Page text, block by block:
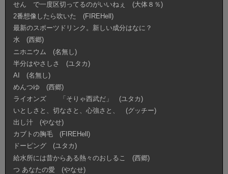
せん で一度区切ってるのがいいねぇ (大体８％)
2番想像したら吹いた (FIREHell)
最新のスポーツドリンク。新しい成分はなに？
水 (西郷)
ニホニウム (名無し)
半分はやさしさ (ユタカ)
AI (名無し)
めんつゆ (西郷)
ライオンズ 「そりゃ西武だ」 (ユタカ)
いとしさと、切なさと、心強さと、 (グッチー)
出し汁 (やなせ)
カブトの胸毛 (FIREHell)
ドーピング (ユタカ)
給水所には昔からある熱々のおしるこ (西郷)
つ あなたの愛 (やなせ)